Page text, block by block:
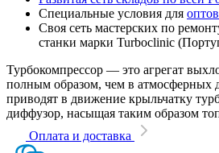
Специальные условия для
Своя сеть мастерских по
станки марки Turboclinic
Турбокомпрессор — это агрегат
полным образом, чем в атмосферных
приводят в движение крыльчатку
диффузор, насыщая таким образом
Оплата и доставка